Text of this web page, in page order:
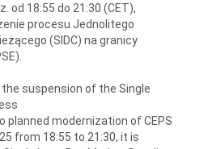
od 18:55 do 21:30 (CET),
procesu Jednolitego
(SIDC) na granicy
suspension of the Single
planned modernization of CEPS
from 18:55 to 21:30, it is